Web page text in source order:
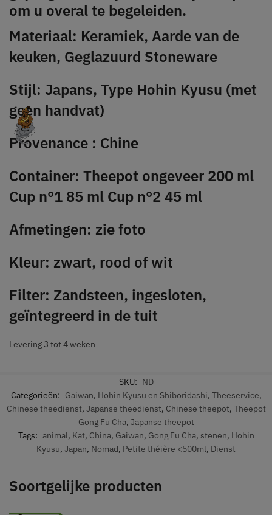
om u overal te begeleiden.
Materiaal: Keramiek, Aarde van de
keuken, Geglazuurd Stoneware
Stijl: Japans, Type Hohin Kyusu (met
geen handvat)
Provenance : Chine
Container: Theepot ongeveer 200 ml
Cup n°1 85 ml Cup n°2 45 ml
Afmetingen: zie foto
Kleur: zwart, rood of wit
Filter: Zandsteen, ingesloten,
geïntegreerd in de tuit
Levering 3 tot 4 weken
SKU: ND
Categorieën: Gaiwan, Hohin Kyusu en Shiboridashi, Theeservice,
Chinese theedienst, Japanse theedienst, Chinese theepot, Theepot
Gong Fu Cha, Japanse theepot
Tags: animal, Kat, China, Gaiwan, Gong Fu Cha, stenen, Hohin
Kyusu, Japan, Nomad, Petite théière <500ml, Dienst
Soortgelijke producten